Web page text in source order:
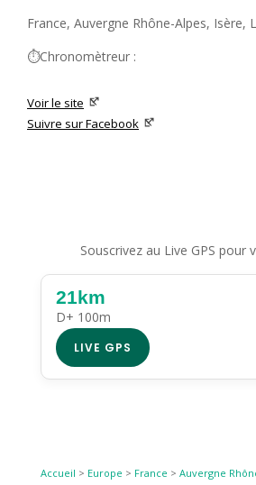
France, Auvergne Rhône-Alpes, Isère,
⏱️Chronomètreur :
Voir le site
Suivre sur Facebook
Souscrivez au Live GPS pour
21km
D+ 100m
LIVE GPS
Accueil > Europe > France > Auvergne